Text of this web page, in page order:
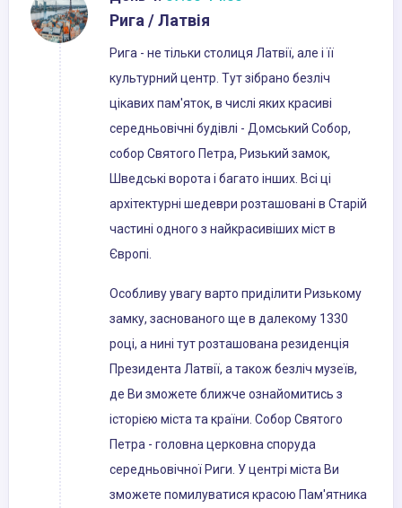
Рига / Латвія
Рига - не тільки столиця Латвії, але і її
культурний центр. Тут зібрано безліч
цікавих пам'яток, в числі яких красиві
середньовічні будівлі - Домський Собор,
собор Святого Петра, Ризький замок,
Шведські ворота і багато інших. Всі ці
архітектурні шедеври розташовані в Старій
частині одного з найкрасивіших міст в
Європі.
Особливу увагу варто приділити Ризькому
замку, заснованого ще в далекому 1330
році, а нині тут розташована резиденція
Президента Латвії, а також безліч музеїв,
де Ви зможете ближче ознайомитись з
історією міста та країни. Собор Святого
Петра - головна церковна споруда
середньовічної Риги. У центрі міста Ви
зможете помилуватися красою Пам'ятника